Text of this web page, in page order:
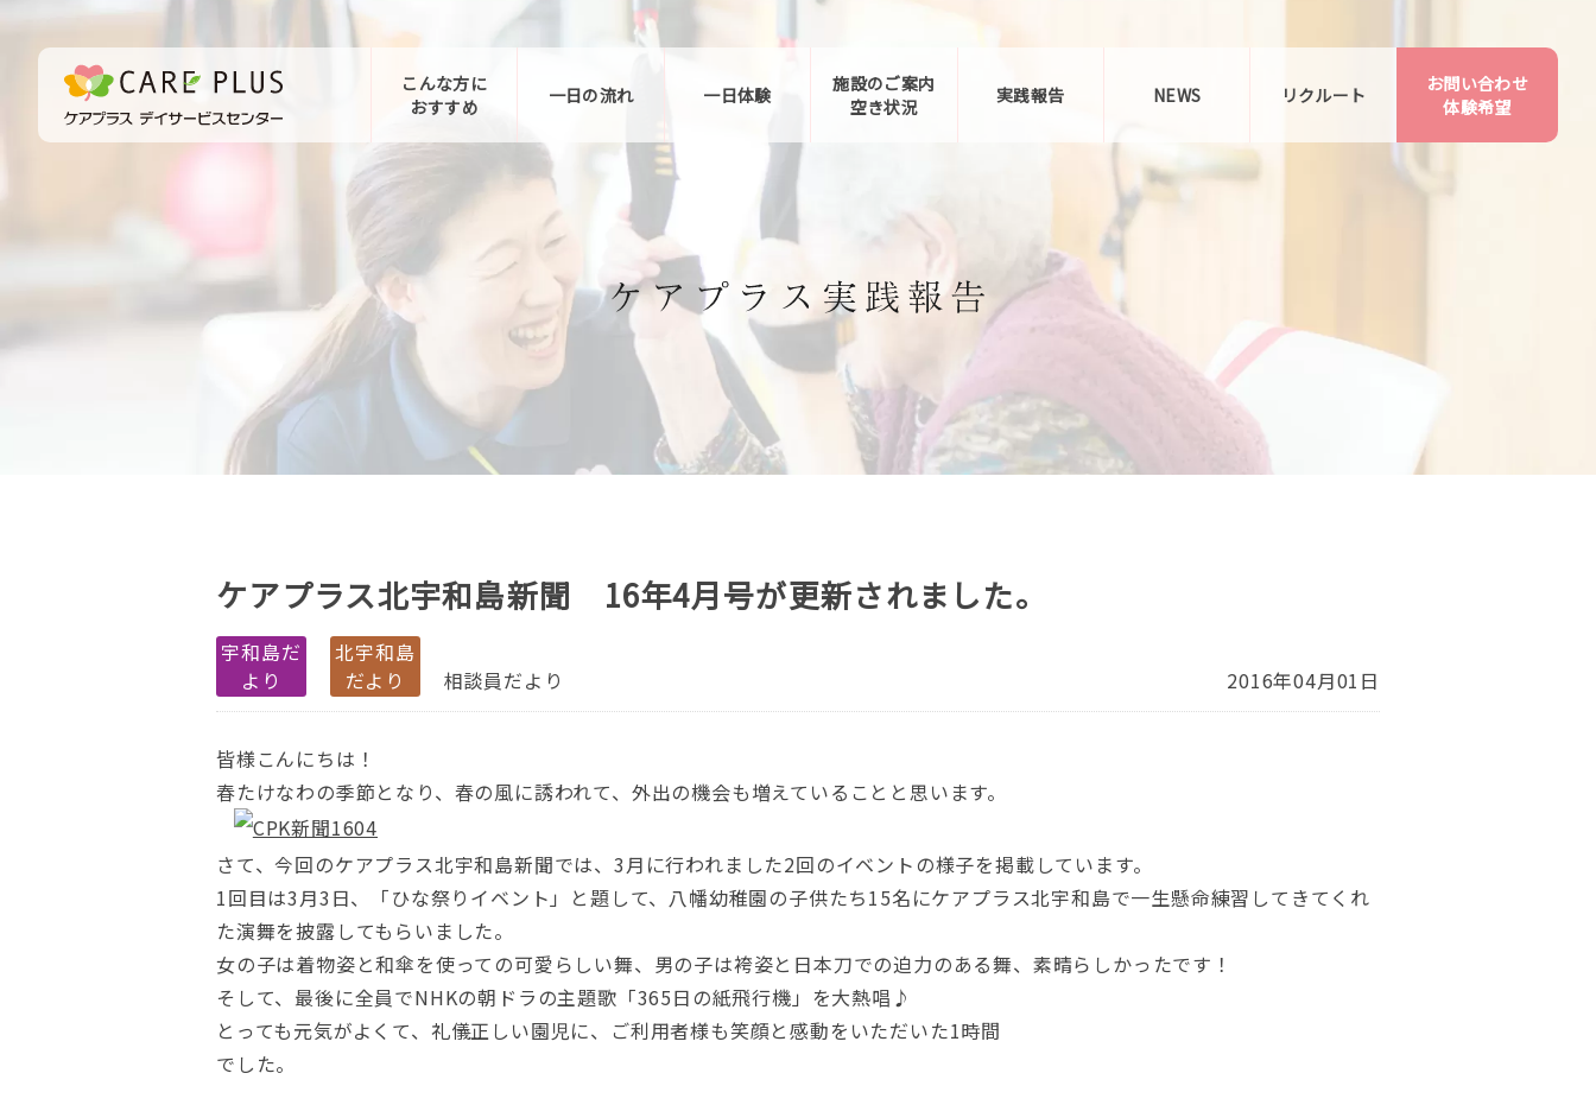
こんな方に
おすすめ
一日の流れ 一日体験
施設のご案内
空き状況
実践報告 NEWS リクルート
お問い合わせ
お問い合わせ
体験希望
ケアプラス北宇和島新聞 16年4月号が更新されました。
宇和島だ
より
北宇和島
だより
相談員だより 2016年04月01日
皆様こんにちは！
春たけなわの季節となり、春の風に誘われて、外出の機会も増えていることと思います。
さて、今回のケアプラス北宇和島新聞では、3月に行われました2回のイベントの様子を掲載しています。
1回目は3月3日、「ひな祭りイベント」と題して、八幡幼稚園の子供たち15名にケアプラス北宇和島で一生懸命練習してきてくれ
た演舞を披露してもらいました。
女の子は着物姿と和傘を使っての可愛らしい舞、男の子は袴姿と日本刀での迫力のある舞、素晴らしかったです！
そして、最後に全員でNHKの朝ドラの主題歌「365日の紙飛行機」を大熱唱♪
とっても元気がよくて、礼儀正しい園児に、ご利用者様も笑顔と感動をいただいた1時間
でした。